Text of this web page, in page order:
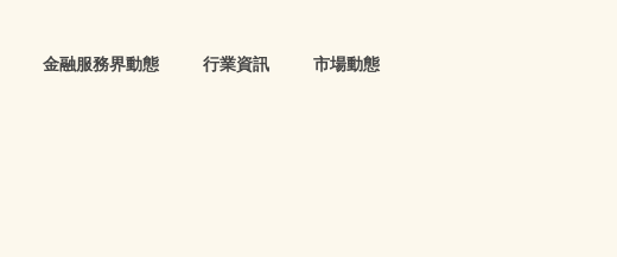
金融服務界動態 行業資訊 市場動態